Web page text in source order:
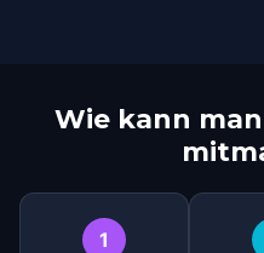
Wie kann
1